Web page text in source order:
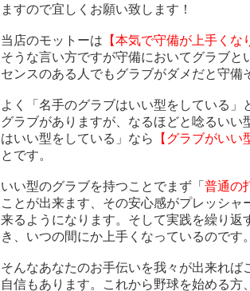
ますので宜しくお願い致します！
当店のモットーは 【本気で守備が上手く
そうな言い方ですが守備においてグラブ
センスのある人でもグラブがダメだと守備
よく「名手のグラブはいい型をしている
グラブがありますが、なるほどと唸るい
はいい型をしている」なら
【グラブがい
とです。
いい型のグラブを持つことでまず「 普通の
ことが出来ます、その安心感がプレッシ
来るようになります。そして実践を繰り
き、いつの間にか上手くなっているのです
そんなあなたのお手伝いを我々が出来れ
自信もあります。これから野球を始める方